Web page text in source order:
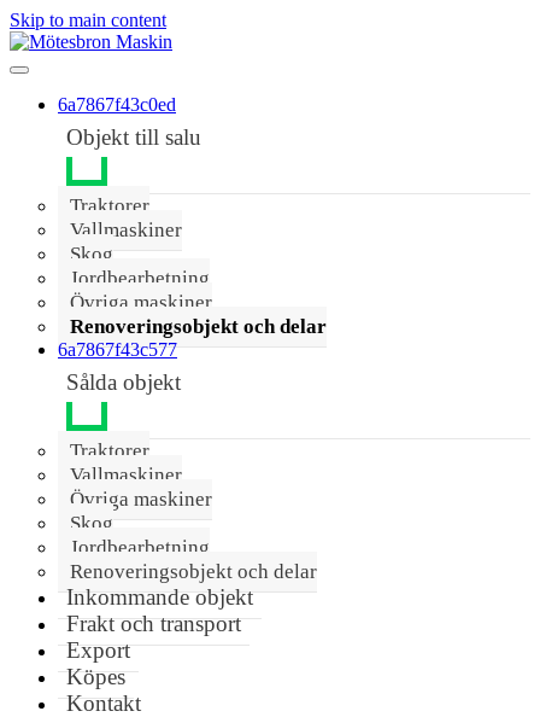
Skip to main content
6a7867f43c0ed
Objekt till salu
Traktorer
Vallmaskiner
Skog
Jordbearbetning
Övriga maskiner
Renoveringsobjekt och delar
6a7867f43c577
Sålda objekt
Traktorer
Vallmaskiner
Övriga maskiner
Skog
Jordbearbetning
Renoveringsobjekt och delar
Inkommande objekt
Frakt och transport
Export
Köpes
Kontakt